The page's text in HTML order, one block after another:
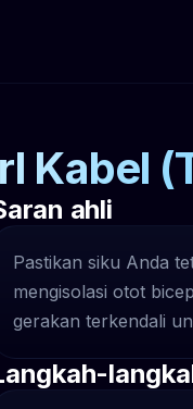
Kabel
ahli
Pastikan siku Anda
mengisolasi otot
gerakan terkendali